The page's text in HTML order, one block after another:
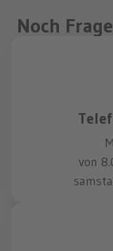
Noch
von